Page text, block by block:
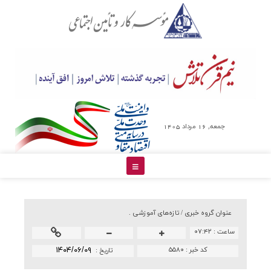
جمعه, 16 مرداد 1405
عنوان گروه خبري /تازه‌های آموزشی .
ساعت : ۰۷:۴۲
تاريخ : ۱۴۰۴/۰۶/۰۹ کد خبر : ۵۵۸۰